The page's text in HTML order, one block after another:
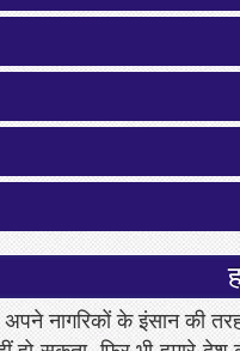
अपने नागरिकों के इंसान की